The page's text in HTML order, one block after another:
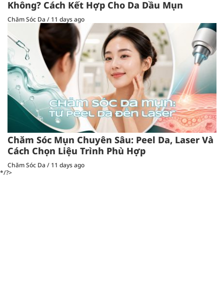
Không? Cách Kết Hợp Cho Da Dầu Mụn
Chăm Sóc Da / 11 days ago
Chăm Sóc Mụn Chuyên Sâu: Peel Da, Laser Và
Cách Chọn Liệu Trình Phù Hợp
Chăm Sóc Da / 11 days ago
*/?>